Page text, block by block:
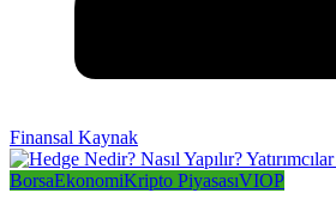
Finansal Kaynak
BorsaEkonomiKripto PiyasasıVIOP